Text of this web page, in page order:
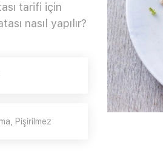
tarifi için
nasıl yapılır?
Pişirilmez